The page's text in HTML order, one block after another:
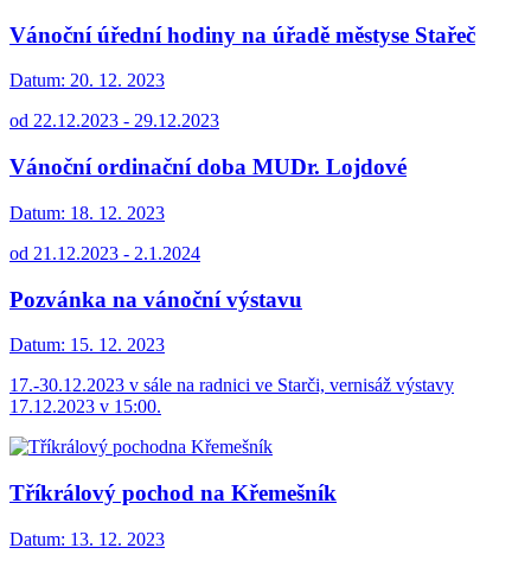
Vánoční úřední hodiny na úřadě městyse Stařeč
Datum: 20. 12. 2023
od 22.12.2023 - 29.12.2023
Vánoční ordinační doba MUDr. Lojdové
Datum: 18. 12. 2023
od 21.12.2023 - 2.1.2024
Pozvánka na vánoční výstavu
Datum: 15. 12. 2023
17.-30.12.2023 v sále na radnici ve Starči, vernisáž výstavy
17.12.2023 v 15:00.
Tříkrálový pochod na Křemešník
Datum: 13. 12. 2023